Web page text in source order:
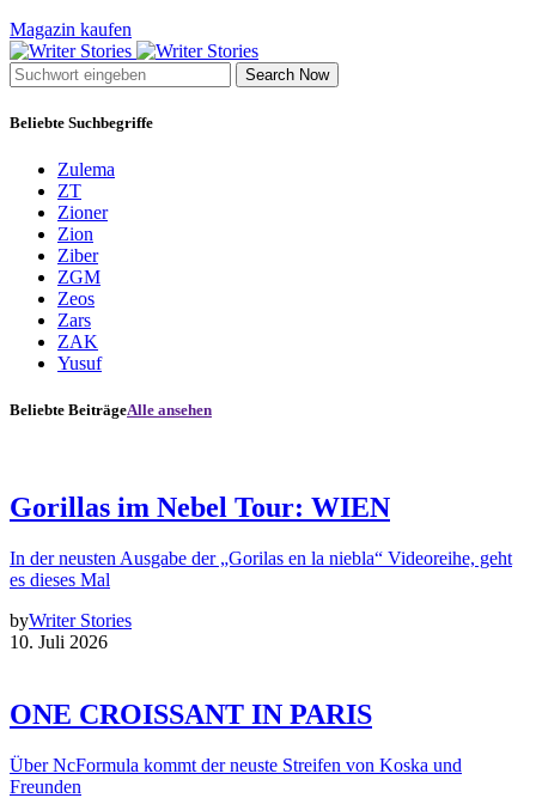
Magazin kaufen
Search Now
Beliebte Suchbegriffe
Zulema
ZT
Zioner
Zion
Ziber
ZGM
Zeos
Zars
ZAK
Yusuf
Beliebte BeiträgeAlle ansehen
Gorillas im Nebel Tour: WIEN
In der neusten Ausgabe der „Gorilas en la niebla“ Videoreihe, geht
es dieses Mal
byWriter Stories
10. Juli 2026
ONE CROISSANT IN PARIS
Über NcFormula kommt der neuste Streifen von Koska und
Freunden